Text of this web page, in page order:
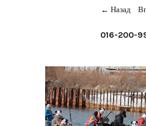
Назад
016-200-